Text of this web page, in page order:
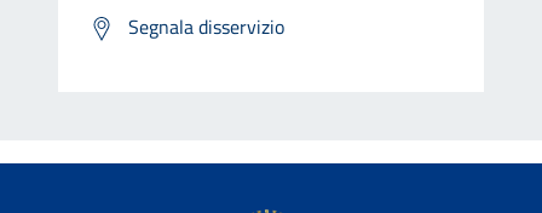
Segnala disservizio